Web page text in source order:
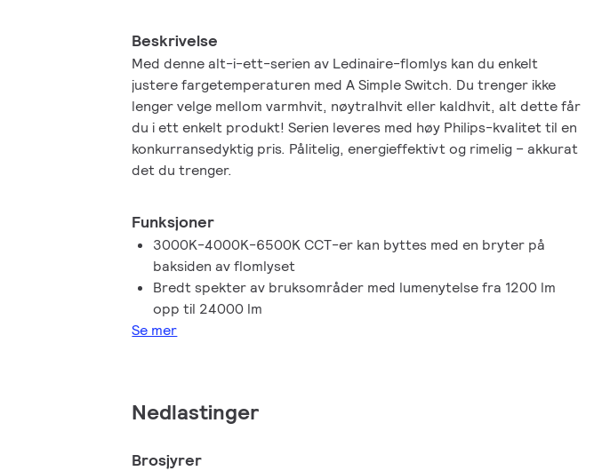
Beskrivelse
Med denne alt-i-ett-serien av Ledinaire-flomlys kan du enkelt
justere fargetemperaturen med A Simple Switch. Du trenger ikke
lenger velge mellom varmhvit, nøytralhvit eller kaldhvit, alt dette får
du i ett enkelt produkt! Serien leveres med høy Philips-kvalitet til en
konkurransedyktig pris. Pålitelig, energieffektivt og rimelig – akkurat
det du trenger.
Funksjoner
3000K-4000K-6500K CCT-er kan byttes med en bryter på
baksiden av flomlyset
Bredt spekter av bruksområder med lumenytelse fra 1200 lm
opp til 24000 lm
Se mer
Nedlastinger
Brosjyrer